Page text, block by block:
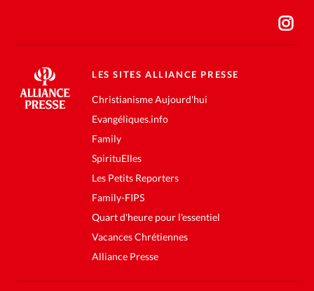
LES SITES ALLIANCE PRESSE
Christianisme Aujourd'hui
Evangéliques.info
Family
SpirituElles
Les Petits Reporters
Family-FIPS
Quart d'heure pour l'essentiel
Vacances Chrétiennes
Alliance Presse